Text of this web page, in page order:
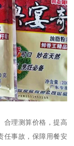
合理测算价格，提高
任事故，保障用餐安